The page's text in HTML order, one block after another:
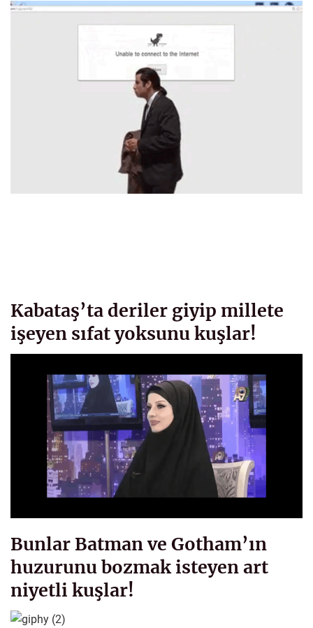
Kabataş’ta deriler giyip millete
işeyen sıfat yoksunu kuşlar!
Bunlar Batman ve Gotham’ın
huzurunu bozmak isteyen art
niyetli kuşlar!